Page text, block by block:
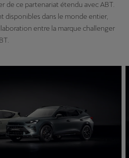
de ce partenariat étendu avec ABT.
disponibles dans le monde entier,
entre la marque challenger